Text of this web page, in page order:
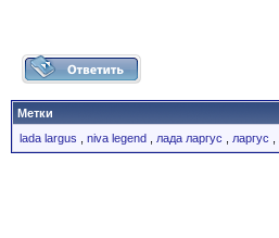
Метки
lada largus
niva legend лада ларгус ларгус